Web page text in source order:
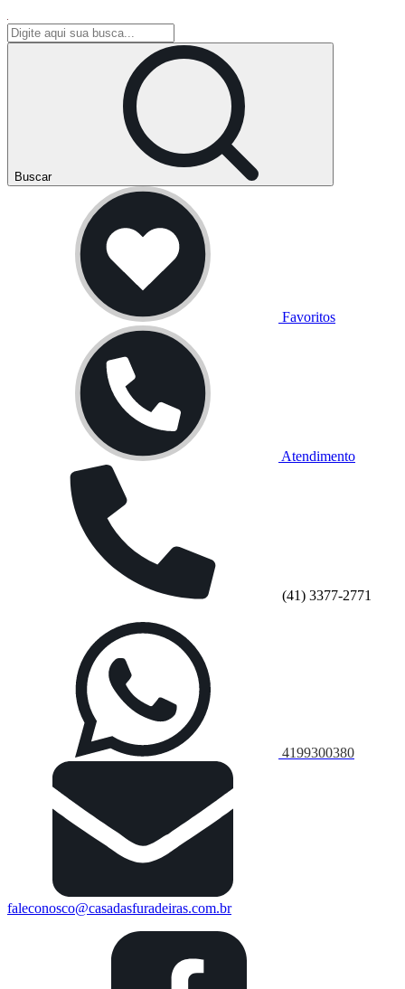
Buscar
Favoritos
Atendimento
(41) 3377-2771
4199300380
faleconosco@casadasfuradeiras.com.br